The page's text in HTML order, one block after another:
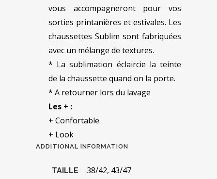
vous accompagneront pour vos
sorties printanières et estivales. Les
chaussettes Sublim sont fabriquées
avec un mélange de textures.
* La sublimation éclaircie la teinte
de la chaussette quand on la porte.
* A retourner lors du lavage
Les + :
+ Confortable
+ Look
ADDITIONAL INFORMATION
TAILLE 38/42, 43/47